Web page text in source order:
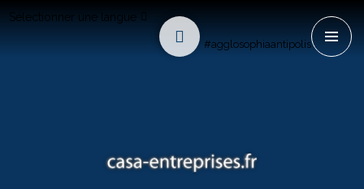
Sélectionner une langue
#agglosophiaantipolis